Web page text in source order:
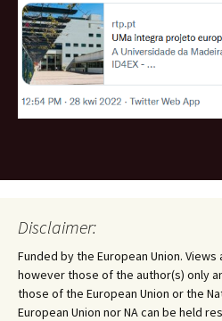
Disclaimer:
Funded by the European Union.
however those of the author(s) only
those of the European Union or the
European Union nor NA can be held